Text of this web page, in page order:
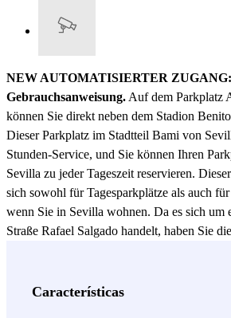
NEW AUTOMATISIERTER ZUGANG:
Gebrauchsanweisung. Auf dem Parkplatz
können Sie direkt neben dem Stadion
Dieser Parkplatz im Stadtteil Bami von
Stunden-Service, und Sie können Ihren
Sevilla zu jeder Tageszeit reservieren.
sich sowohl für Tagesparkplätze als auch
wenn Sie in Sevilla wohnen. Da es sich um
Straße Rafael Salgado handelt, haben Sie
am Stadion Benito Villamarín parken
Características